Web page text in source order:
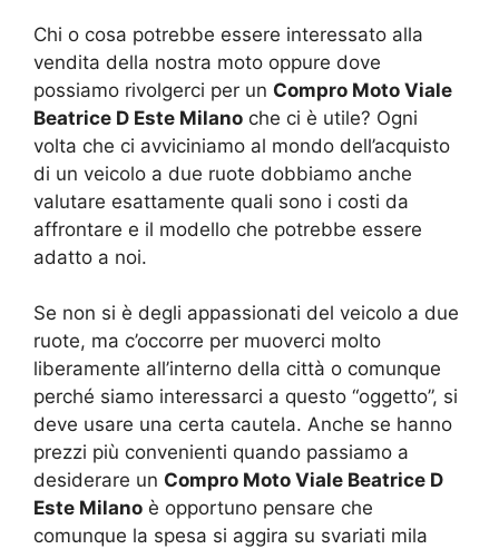
Chi o cosa potrebbe essere interessato alla
vendita della nostra moto oppure dove
possiamo rivolgerci per un Compro Moto Viale
Beatrice D Este Milano che ci è utile? Ogni
volta che ci avviciniamo al mondo dell’acquisto
di un veicolo a due ruote dobbiamo anche
valutare esattamente quali sono i costi da
affrontare e il modello che potrebbe essere
adatto a noi.
Se non si è degli appassionati del veicolo a due
ruote, ma c’occorre per muoverci molto
liberamente all’interno della città o comunque
perché siamo interessarci a questo “oggetto”, si
deve usare una certa cautela. Anche se hanno
prezzi più convenienti quando passiamo a
desiderare un Compro Moto Viale Beatrice D
Este Milano è opportuno pensare che
comunque la spesa si aggira su svariati mila